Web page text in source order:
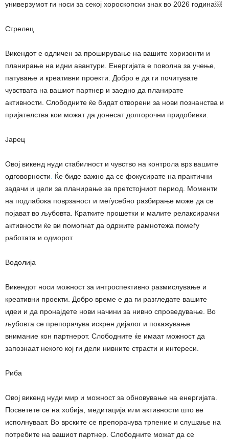
универзумот ги носи за секој хороскопски знак во 2026 година￼
Стрелец
Викендот е одличен за проширување на вашите хоризонти и
планирање на идни авантури. Енергијата е поволна за учење,
патување и креативни проекти. Добро е да ги почитувате
чувствата на вашиот партнер и заедно да планирате
активности. Слободните ќе бидат отворени за нови познанства и
пријателства кои можат да донесат долгорочни придобивки.
Јарец
Овој викенд нуди стабилност и чувство на контрола врз вашите
одговорности
Ќе биде важно да се фокусирате на практични
задачи и цели за планирање за претстојниот период. Моменти
на подлабока поврзаност и меѓусебно разбирање може да се
појават во љубовта. Кратките прошетки и малите релаксирачки
активности ќе ви помогнат да одржите рамнотежа помеѓу
работата и одморот.
Водолија
Викендот носи можност за интроспективно размислување и
креативни проекти. Добро време е да ги разгледате вашите
идеи и да пронајдете нови начини за нивно спроведување. Во
љубовта се препорачува искрен дијалог и покажување
внимание кон партнерот. Слободните ќе имаат можност да
запознаат некого кој ги дели нивните страсти и интереси.
Риба
Овој викенд нуди мир и можност за обновување на енергијата.
Посветете се на хобија, медитација или активности што ве
исполнуваат. Во врските се препорачува трпение и слушање на
потребите на вашиот партнер. Слободните можат да се